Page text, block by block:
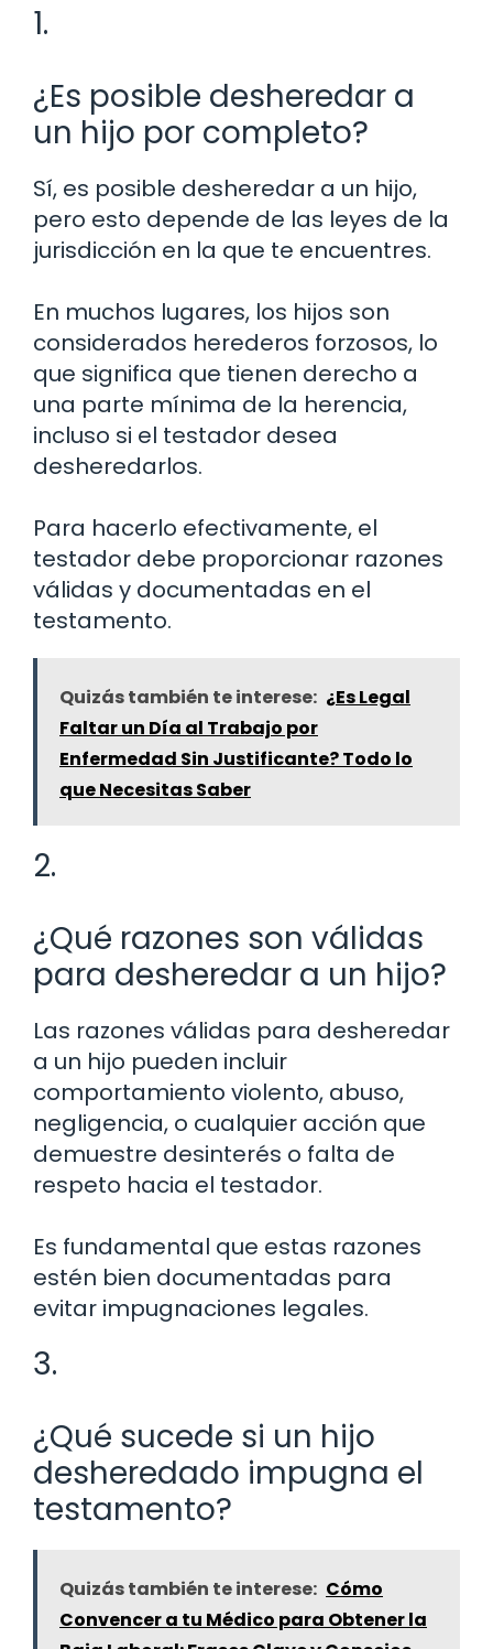
1.
¿Es posible desheredar a
un hijo por completo?
Sí, es posible desheredar a un hijo,
pero esto depende de las leyes de la
jurisdicción en la que te encuentres.
En muchos lugares, los hijos son
considerados herederos forzosos, lo
que significa que tienen derecho a
una parte mínima de la herencia,
incluso si el testador desea
desheredarlos.
Para hacerlo efectivamente, el
testador debe proporcionar razones
válidas y documentadas en el
testamento.
Quizás también te interese: ¿Es Legal
Faltar un Día al Trabajo por
Enfermedad Sin Justificante? Todo lo
que Necesitas Saber
2.
¿Qué razones son válidas
para desheredar a un hijo?
Las razones válidas para desheredar
a un hijo pueden incluir
comportamiento violento, abuso,
negligencia, o cualquier acción que
demuestre desinterés o falta de
respeto hacia el testador.
Es fundamental que estas razones
estén bien documentadas para
evitar impugnaciones legales.
3.
¿Qué sucede si un hijo
desheredado impugna el
testamento?
Quizás también te interese: Cómo
Convencer a tu Médico para Obtener la